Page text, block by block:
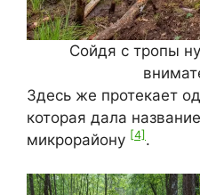
Сойдя с тропы
Здесь же протекает
которая дала
микрорайону [4] .